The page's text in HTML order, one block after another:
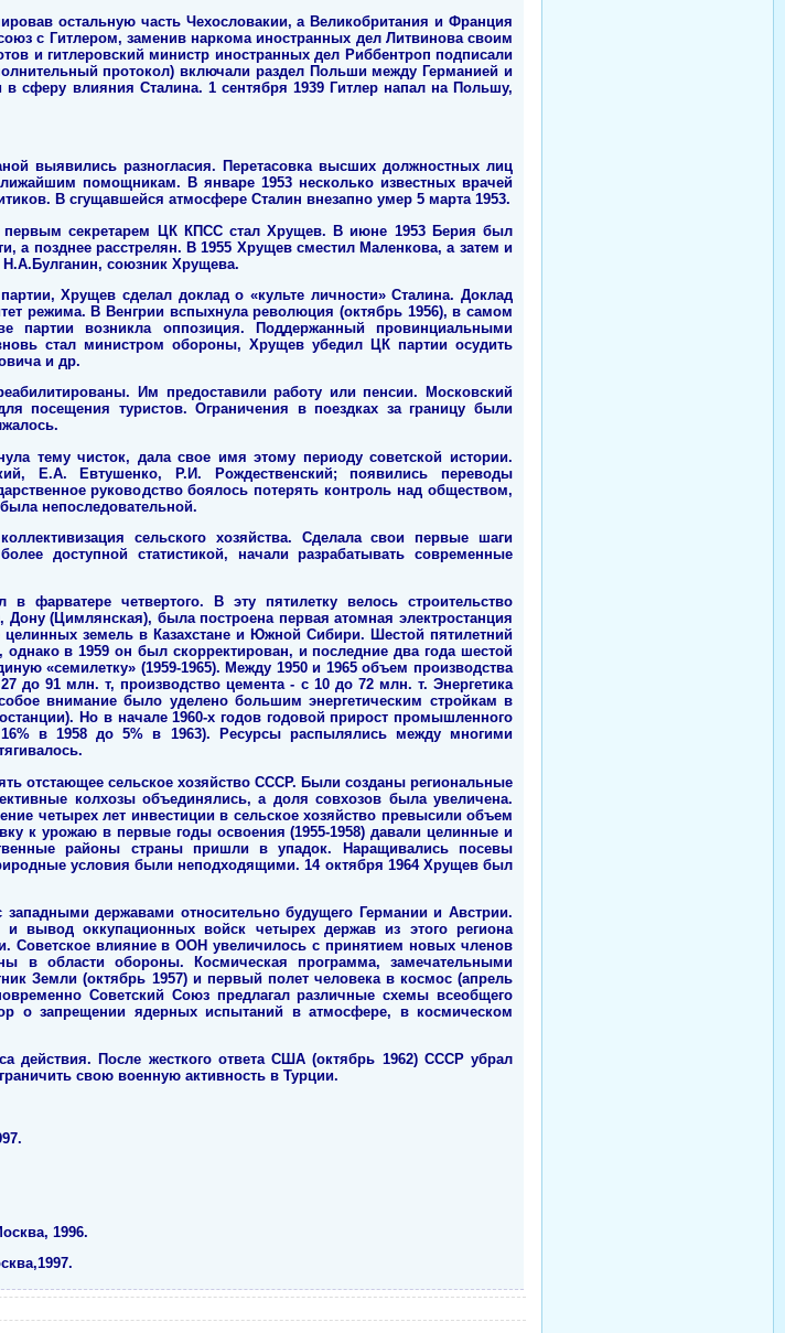
остальную часть Чехословакии, а Великобритания и Франция
с Гитлером, заменив наркома иностранных дел Литвинова своим
и гитлеровский министр иностранных дел Риббентроп подписали
протокол) включали раздел Польши между Германией и
сферу влияния Сталина. 1 сентября 1939 Гитлер напал на Польшу,
выявились разногласия. Перетасовка высших должностных лиц
помощникам. В январе 1953 несколько известных врачей
В сгущавшейся атмосфере Сталин внезапно умер 5 марта 1953.
первым секретарем ЦК КПСС стал Хрущев. В июне 1953 Берия был
а позднее расстрелян. В 1955 Хрущев сместил Маленкова, а затем и
союзник Хрущева.
Хрущев сделал доклад о «культе личности» Сталина. Доклад
режима. В Венгрии вспыхнула революция (октябрь 1956), в самом
партии возникла оппозиция. Поддержанный провинциальными
стал министром обороны, Хрущев убедил ЦК партии осудить
и др.
Им предоставили работу или пенсии. Московский
посещения туристов. Ограничения в поездках за границу были
тему чисток, дала свое имя этому периоду советской истории.
Е.А. Евтушенко, Р.И. Рождественский; появились переводы
руководство боялось потерять контроль над обществом,
непоследовательной.
сельского хозяйства. Сделала свои первые шаги
доступной статистикой, начали разрабатывать современные
фарватере четвертого. В эту пятилетку велось строительство
Дону (Цимлянская), была построена первая атомная электростанция
земель в Казахстане и Южной Сибири. Шестой пятилетний
в 1959 он был скорректирован, и последние два года шестой
«семилетку» (1959-1965). Между 1950 и 1965 объем производства
до 91 млн. т, производство цемента - с 10 до 72 млн. т. Энергетика
внимание было уделено большим энергетическим стройкам в
Но в начале 1960-х годов годовой прирост промышленного
в 1958 до 5% в 1963). Ресурсы распылялись между многими
отстающее сельское хозяйство СССР. Были созданы региональные
колхозы объединялись, а доля совхозов была увеличена.
четырех лет инвестиции в сельское хозяйство превысили объем
к урожаю в первые годы освоения (1955-1958) давали целинные и
районы страны пришли в упадок. Наращивались посевы
условия были неподходящими. 14 октября 1964 Хрущев был
державами относительно будущего Германии и Австрии.
и вывод оккупационных войск четырех держав из этого региона
Советское влияние в ООН увеличилось с принятием новых членов
в области обороны. Космическая программа, замечательными
Земли (октябрь 1957) и первый полет человека в космос (апрель
Советский Союз предлагал различные схемы всеобщего
о запрещении ядерных испытаний в атмосфере, в космическом
действия. После жесткого ответа США (октябрь 1962) СССР убрал
свою военную активность в Турции.
1996.